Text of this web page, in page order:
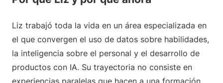
Liz trabajó toda la vida en un área especializada en
el que convergen el uso de datos sobre habilidades,
la inteligencia sobre el personal y el desarrollo de
productos con IA. Su trayectoria no consiste en
experiencias paralelas que hacen a una formación